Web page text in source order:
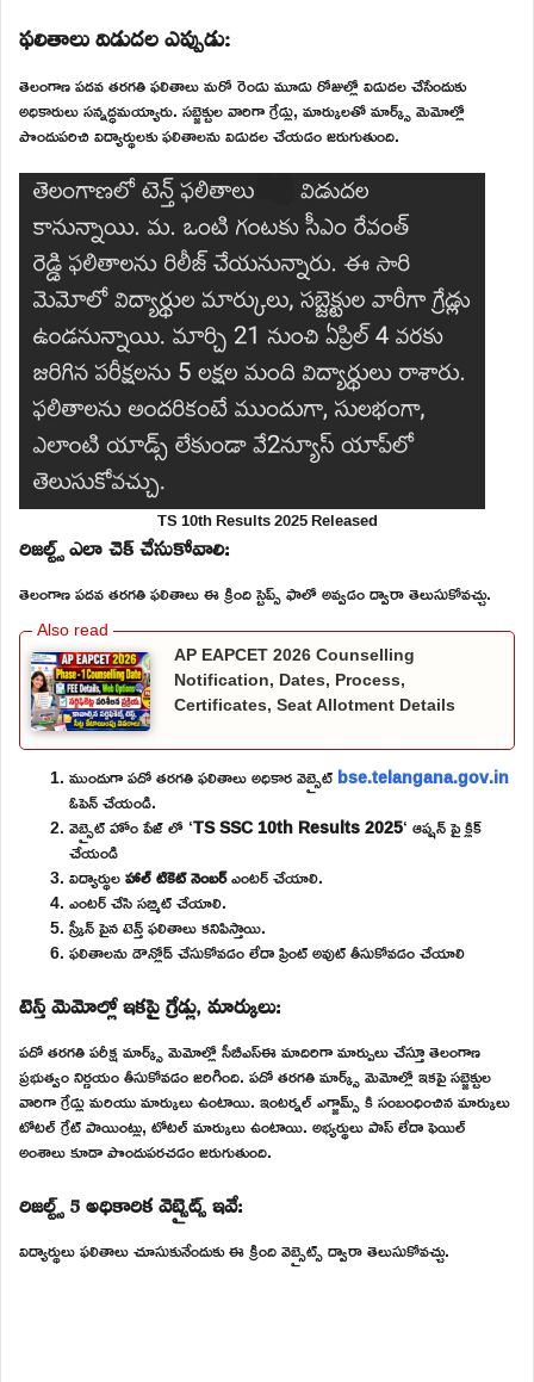
ఫలితాలు విడుదల ఎప్పుడు:
తెలంగాణ పదవ తరగతి ఫలితాలు మరో రెండు మూడు రోజుల్లో విడుదల చేసేందుకు
అధికారులు సన్నద్ధమయ్యారు. సబ్జెక్టుల వారిగా గ్రేడ్లు, మార్కులతో మార్క్స్ మెమోల్లో
పొందుపరిచి విద్యార్థులకు ఫలితాలను విడుదల చేయడం జరుగుతుంది.
TS 10th Results 2025 Released
రిజల్ట్స్ ఎలా చెక్ చేసుకోవాలి:
తెలంగాణ పదవ తరగతి ఫలితాలు ఈ క్రింది స్టెప్స్ ఫాలో అవ్వడం ద్వారా తెలుసుకోవచ్చు.
AP EAPCET 2026 Counselling
Notification, Dates, Process,
Certificates, Seat Allotment Details
ముందుగా పదో తరగతి ఫలితాలు అధికార వెబ్సైట్bse.telangana.gov.in
ఓపెన్ చేయండి.
వెబ్సైట్ హోం పేజ్ లో ‘TS SSC 10th Results 2025‘ ఆప్షన్ పై క్లిక్
చేయండి
విద్యార్థులహాల్ టికెట్ నెంబర్ఎంటర్ చేయాలి.
ఎంటర్ చేసి సబ్మిట్ చేయాలి.
స్క్రీన్ పైన టెన్త్ ఫలితాలు కనిపిస్తాయి.
ఫలితాలను డౌన్లోడ్ చేసుకోవడం లేదా ప్రింట్ అవుట్ తీసుకోవడం చేయాలి
టెన్త్ మెమోల్లో ఇకపై గ్రేడ్లు, మార్కులు:
పదో తరగతి పరీక్ష మార్క్స్ మెమోల్లో సీబీఎస్ఈ మాదిరిగా మార్పులు చేస్తూ తెలంగాణ
ప్రభుత్వం నిర్ణయం తీసుకోవడం జరిగింది. పదో తరగతి మార్క్స్ మెమోల్లో ఇకపై సబ్జెక్టుల
వారిగా గ్రేడ్లు మరియు మార్కులు ఉంటాయి. ఇంటర్నల్ ఎగ్జామ్స్ కి సంబంధించిన మార్కులు
టోటల్ గ్రేట్ పాయింట్లు, టోటల్ మార్కులు ఉంటాయి. అభ్యర్థులు పాస్ లేదా ఫెయిల్
అంశాలు కూడా పొందుపరచడం జరుగుతుంది.
రిజల్ట్స్ 5 అధికారిక వెబ్సైట్స్ ఇవే:
విద్యార్థులు ఫలితాలు చూసుకునేందుకు ఈ క్రింది వెబ్సైట్స్ ద్వారా తెలుసుకోవచ్చు.